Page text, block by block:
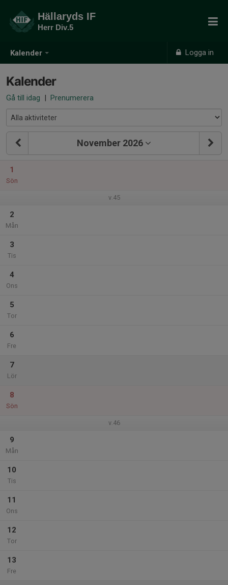
Kalender Logga in
Hällaryds IF
Herr Div.5
Kalender
Gå till idag | Prenumerera
November 2026
1
Sön
v.45
2
Mån
3
Tis
4
Ons
5
Tor
6
Fre
7
Lör
8
Sön
v.46
9
Mån
10
Tis
11
Ons
12
Tor
13
Fre